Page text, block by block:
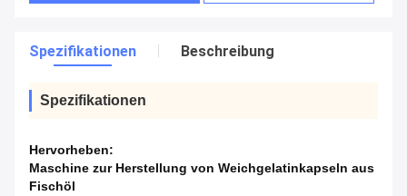
Spezifikationen Beschreibung
Spezifikationen
Hervorheben:
Maschine zur Herstellung von Weichgelatinkapseln aus
Fischöl